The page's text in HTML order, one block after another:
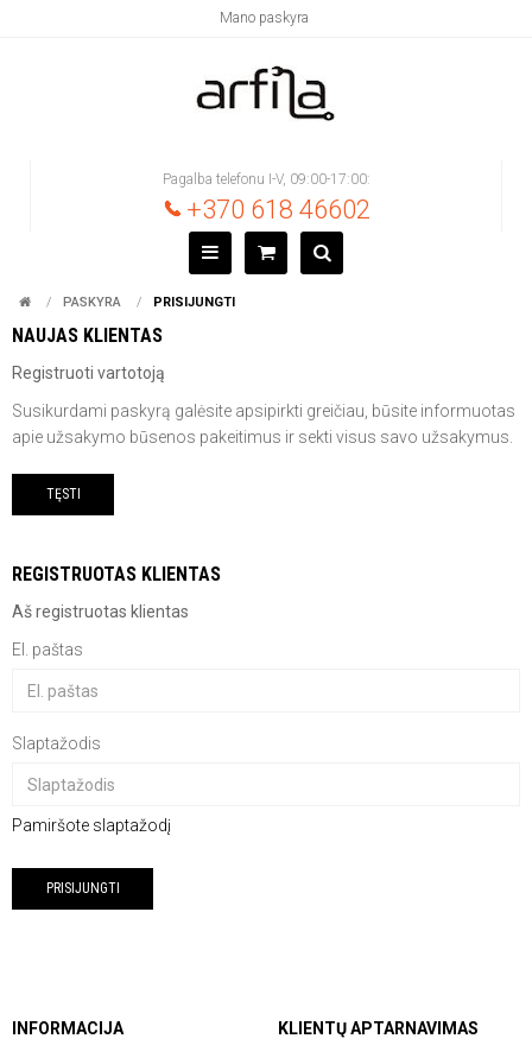
Mano paskyra
Pagalba telefonu I-V, 09:00-17:00:
+370 618 46602
PASKYRA PRISIJUNGTI
NAUJAS KLIENTAS
Registruoti vartotoją
Susikurdami paskyrą galėsite apsipirkti greičiau, būsite informuotas
apie užsakymo būsenos pakeitimus ir sekti visus savo užsakymus.
TĘSTI
REGISTRUOTAS KLIENTAS
Aš registruotas klientas
El. paštas
Slaptažodis
Pamiršote slaptažodį
INFORMACIJA KLIENTŲ APTARNAVIMAS